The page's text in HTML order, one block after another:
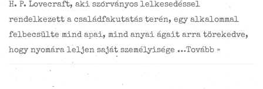
H. P. Lovecraft, aki szórványos lelkesedéssel
rendelkezett a családfakutatás terén, egy alkalommal
felbecsülte mind apai, mind anyai ágait arra törekedve,
hogy nyomára leljen saját személyisége …Tovább »